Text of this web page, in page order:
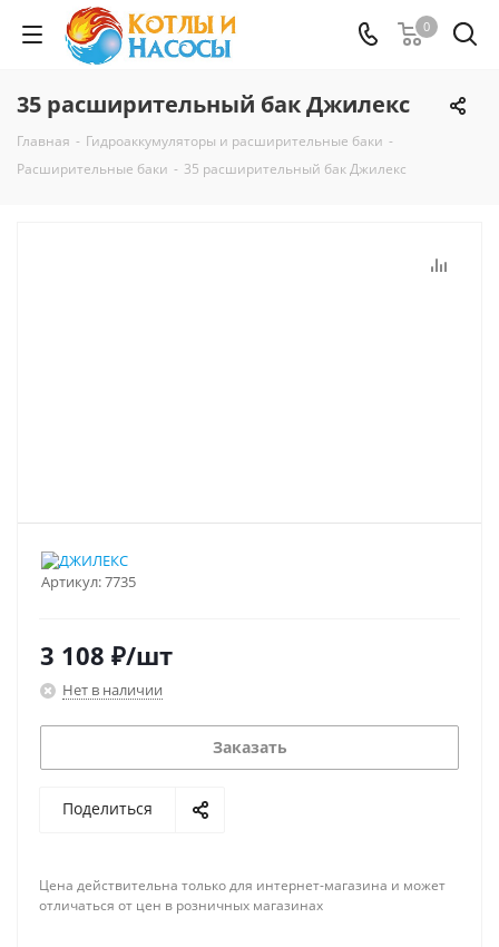
0
35 расширительный бак Джилекс
Главная - Гидроаккумуляторы и расширительные баки -
Расширительные баки - 35 расширительный бак Джилекс
Артикул:7735
3 108 ₽/шт
Нет в наличии
Заказать
Поделиться
Цена действительна только для интернет-магазина и может
отличаться от цен в розничных магазинах